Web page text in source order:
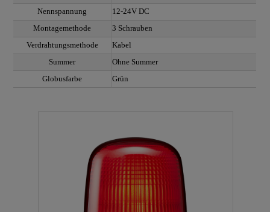
Nennspannung
12-24V DC
Montagemethode
3 Schrauben
Verdrahtungsmethode
Kabel
Summer
Ohne Summer
Globusfarbe
Grün